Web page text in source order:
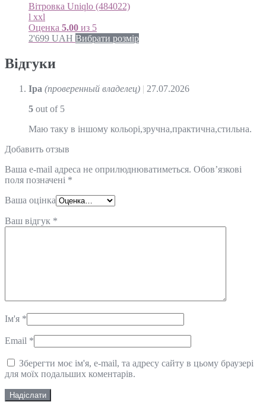
Вітровка Uniqlo (484022)
l xxl
Оценка 5.00 из 5
2'699 UAH Вибрати розмір
Відгуки
Іра (проверенный владелец) | 27.07.2026
5 out of 5
Маю таку в іншому кольорі,зручна,практична,стильна.
Добавить отзыв
Ваша e-mail адреса не оприлюднюватиметься. Обов’язкові
поля позначені *
Ваша оцінка
Ваш відгук *
Ім'я *
Email *
Зберегти моє ім'я, e-mail, та адресу сайту в цьому браузері
для моїх подальших коментарів.